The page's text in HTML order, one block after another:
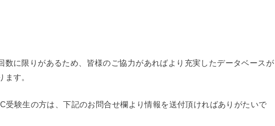
数に限りがあるため、皆様のご協力があればより充実したデータベースが
す。
受験生の方は、下記のお問合せ欄より情報を送付頂ければありがたいで